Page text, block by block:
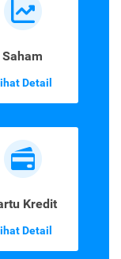
Saham
Detail
Kredit
Detail